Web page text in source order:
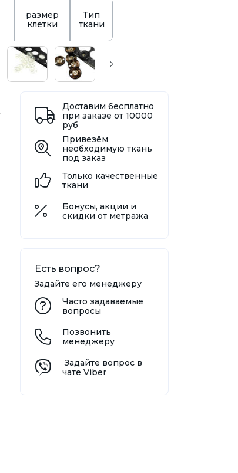
размер
клетки
Тип
ткани
Доставим бесплатно
при заказе от 10000
руб
Привезём
необходимую ткань
под заказ
Только качественные
ткани
Бонусы, акции и
скидки от метража
Есть вопрос?
Задайте его менеджеру
Часто задаваемые
вопросы
Позвонить
менеджеру
Задайте вопрос в
чате Viber